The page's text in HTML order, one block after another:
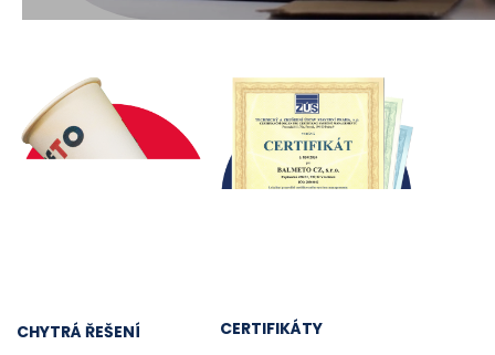
CHYTRÁ ŘEŠENÍ
CERTIFIKÁTY